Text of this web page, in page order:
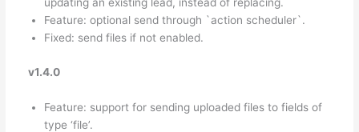
updating an existing lead, instead of replacing.
Feature: optional send through `action scheduler`.
Fixed: send files if not enabled.
v1.4.0
Feature: support for sending uploaded files to fields of
type ‘file’.